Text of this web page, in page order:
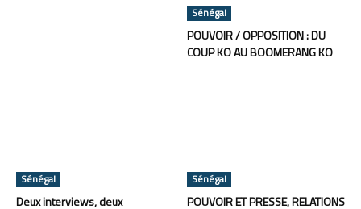
Sénégal
POUVOIR / OPPOSITION : DU
COUP KO AU BOOMERANG KO
Sénégal
Deux interviews, deux
Sénégal
POUVOIR ET PRESSE, RELATIONS